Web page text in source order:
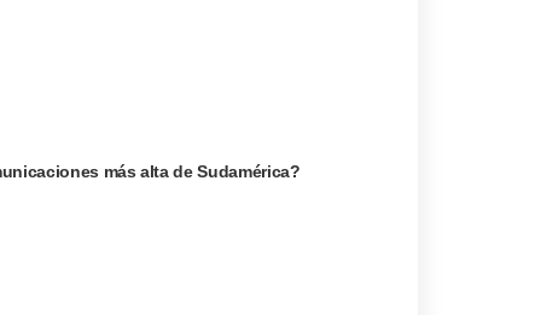
más alta de Sudamérica?